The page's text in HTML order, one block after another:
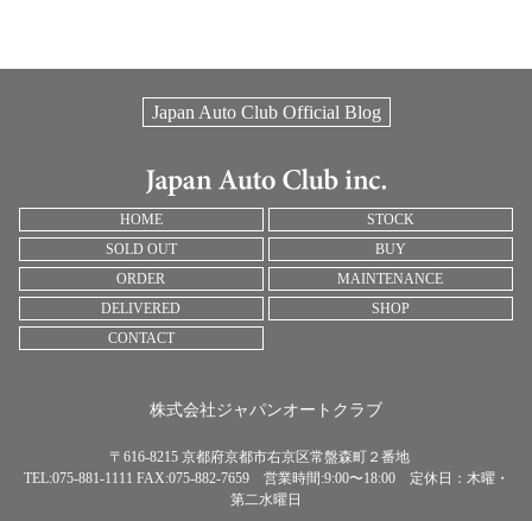
Japan Auto Club Official Blog
HOME
STOCK
SOLD OUT
BUY
ORDER
MAINTENANCE
DELIVERED
SHOP
CONTACT
株式会社ジャパンオートクラブ
〒616-8215 京都府京都市右京区常盤森町２番地
TEL:075-881-1111 FAX:075-882-7659 営業時間:9:00〜18:00 定休日：木曜・
第二水曜日